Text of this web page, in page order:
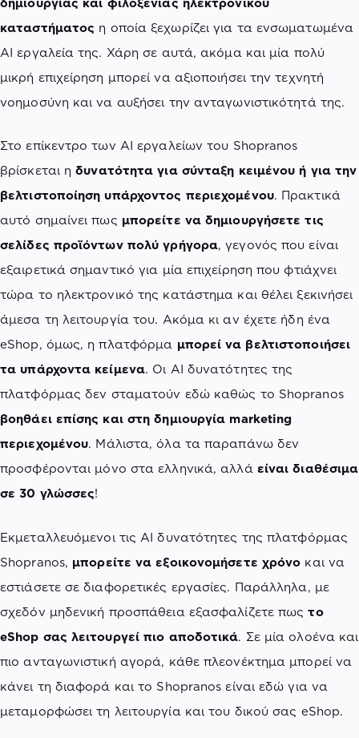
καταστήματος η οποία ξεχωρίζει για τα ενσωματωμένα
AI εργαλεία της. Χάρη σε αυτά, ακόμα και μία πολύ
μικρή επιχείρηση μπορεί να αξιοποιήσει την τεχνητή
νοημοσύνη και να αυξήσει την ανταγωνιστικότητά της.
Στο επίκεντρο των AI εργαλείων του Shopranos
βρίσκεται ηδυνατότητα για σύνταξη κειμένου ή για την
βελτιστοποίηση υπάρχοντος περιεχομένου. Πρακτικά
αυτό σημαίνει πως μπορείτε να δημιουργήσετε τις
σελίδες προϊόντων πολύ γρήγορα, γεγονός που είναι
εξαιρετικά σημαντικό για μία επιχείρηση που φτιάχνει
τώρα το ηλεκτρονικό της κατάστημα και θέλει ξεκινήσει
άμεσα τη λειτουργία του. Ακόμα κι αν έχετε ήδη ένα
eShop, όμως, η πλατφόρμα μπορεί να βελτιστοποιήσει
τα υπάρχοντα κείμενα. Οι AI δυνατότητες της
πλατφόρμας δεν σταματούν εδώ καθώς το Shopranos
βοηθάει επίσης και στη δημιουργία marketing
περιεχομένου. Μάλιστα, όλα τα παραπάνω δεν
προσφέρονται μόνο στα ελληνικά, αλλά είναι διαθέσιμα
σε 30 γλώσσες!
Εκμεταλλευόμενοι τις AI δυνατότητες της πλατφόρμας
Shopranos, μπορείτε να εξοικονομήσετε χρόνο και να
εστιάσετε σε διαφορετικές εργασίες. Παράλληλα, με
σχεδόν μηδενική προσπάθεια εξασφαλίζετε πως το
eShop σας λειτουργεί πιο αποδοτικά. Σε μία ολοένα και
πιο ανταγωνιστική αγορά, κάθε πλεονέκτημα μπορεί να
κάνει τη διαφορά και το Shopranos είναι εδώ για να
μεταμορφώσει τη λειτουργία και του δικού σας eShop.